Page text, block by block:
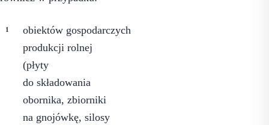
obiektów gospodarczych
produkcji rolnej
(płyty
do składowania
obornika, zbiorniki
na gnojówkę, silosy